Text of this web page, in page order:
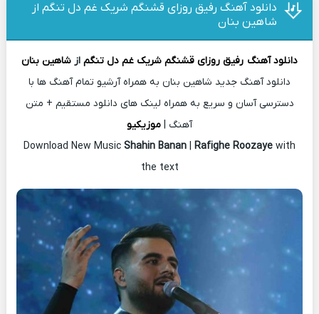
دانلود آهنگ رفیق روزای قشنگم شریک غم دل تنگم از
شاهین بنان
دانلود آهنگ رفیق روزای قشنگم شریک غم دل تنگم از شاهین بنان
دانلود آهنگ جدید شاهین بنان به همراه آرشیو تمام آهنگ ها با
دسترسی آسان و سریع به همراه لینک های دانلود مستقیم + متن
آهنگ | موزیکیو
Download New Music Shahin Banan | Rafighe Roozaye with
the text